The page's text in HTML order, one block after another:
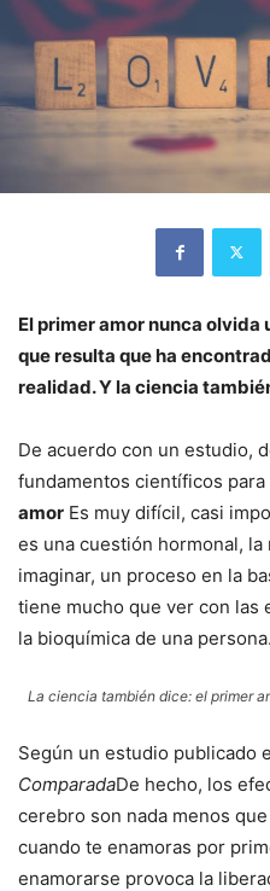
El primer amor nunca
que resulta que ha
realidad. Y la ciencia
De acuerdo con un estudio,
fundamentos científicos
amor Es muy difícil, casi
es una cuestión hormonal,
imaginar, un proceso en la
tiene mucho que ver con las
la bioquímica de una persona.
La ciencia también dice: el primer
Según un estudio publicado
ComparadaDe hecho, los
cerebro son nada menos
cuando te enamoras por
enamorarse provoca la